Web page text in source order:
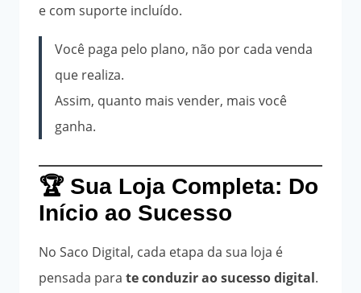
e com suporte incluído.
Você paga pelo plano, não por cada venda
que realiza.
Assim, quanto mais vender, mais você
ganha.
🏆 Sua Loja Completa: Do
Início ao Sucesso
No Saco Digital, cada etapa da sua loja é
pensada para te conduzir ao sucesso digital.